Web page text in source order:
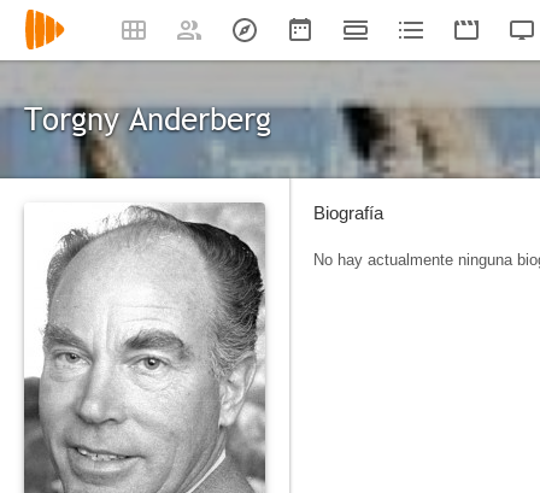
Torgny Anderberg
Biografía
No hay actualmente ninguna